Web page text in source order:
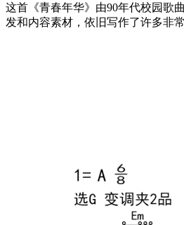
这首《青春年华》由90年代校园歌
发和内容素材，依旧写作了许多非